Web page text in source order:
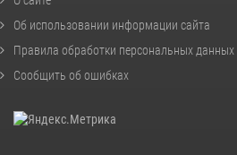
Об использовании информации сайта
Правила обработки персональных данных
Сообщить об ошибках